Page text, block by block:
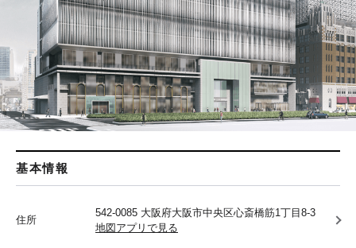
基本情報
住所
542-0085 大阪府大阪市中央区心斎橋筋1丁目8-3
地図アプリで見る